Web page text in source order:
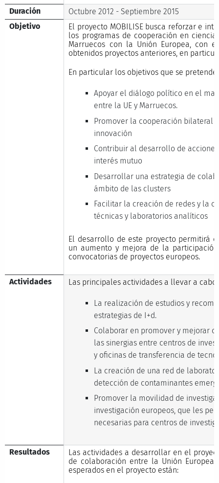
Duración
Octubre 2012 - Septiembre 2015
Objetivo
El proyecto MOBILISE busca reforzar e
los programas de cooperación en
Marruecos con la Unión Europea, con
obtenidos proyectos anteriores, en
En particular los objetivos que se
Apoyar el diálogo político en el
entre la UE y Marruecos.
Promover la cooperación bilateral
innovación
Contribuir al desarrollo de
interés mutuo
Desarrollar una estrategia de
ámbito de las clusters
Facilitar la creación de redes y la
técnicas y laboratorios analíticos
El desarrollo de este proyecto permitirá
un aumento y mejora de la
convocatorias de proyectos europeos.
Actividades Las principales actividades a llevar a
La realización de estudios y
estrategias de I+d.
Colaborar en promover y mejorar
las sinergias entre centros de
y oficinas de transferencia de
La creación de una red de
detección de contaminantes
Promover la movilidad de
investigación europeos, que les
necesarias para centros de
Resultados
Las actividades a desarrollar en el
de colaboración entre la Unión Europea
esperados en el proyecto están: